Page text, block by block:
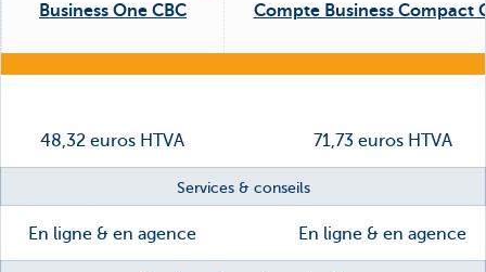
Business One CBC Compte Business Compact
48,32 euros HTVA 71,73 euros HTVA
En ligne & en agence En ligne & en agence
Services & conseils